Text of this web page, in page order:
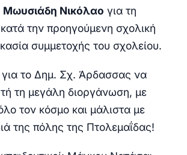
Μωυσιάδη Νικόλαο για τη
την προηγούμενη σχολική
συμμετοχής του σχολείου.
για το Δημ. Σχ. Άρδασσας να
τη μεγάλη διοργάνωση, με
τον κόσμο και μάλιστα με
της πόλης της Πτολεμαΐδας!